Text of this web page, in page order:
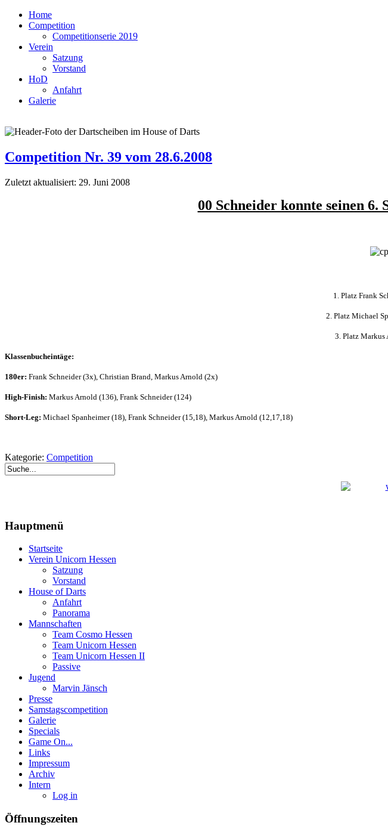
Home
Competition
Competitionserie 2019
Verein
Satzung
Vorstand
HoD
Anfahrt
Galerie
Competition Nr. 39 vom 28.6.2008
Zuletzt aktualisiert: 29. Juni 2008
00 Schneider konnte seinen
1. Platz Frank
2. Platz Michael
3. Platz Markus
Klassenbucheintäge:
180er: Frank Schneider (3x), Christian Brand, Markus Arnold (2x)
High-Finish: Markus Arnold (136), Frank Schneider (124)
Short-Leg: Michael Spanheimer (18), Frank Schneider (15,18), Markus Arnold (12,17,18)
Kategorie: Competition
Hauptmenü
Startseite
Verein Unicorn Hessen
Satzung
Vorstand
House of Darts
Anfahrt
Panorama
Mannschaften
Team Cosmo Hessen
Team Unicorn Hessen
Team Unicorn Hessen II
Passive
Jugend
Marvin Jänsch
Presse
Samstagscompetition
Galerie
Specials
Game On...
Links
Impressum
Archiv
Intern
Log in
Öffnungszeiten